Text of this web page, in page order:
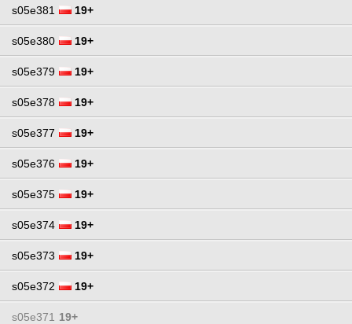
s05e381 19+
s05e380 19+
s05e379 19+
s05e378 19+
s05e377 19+
s05e376 19+
s05e375 19+
s05e374 19+
s05e373 19+
s05e372 19+
s05e371 19+